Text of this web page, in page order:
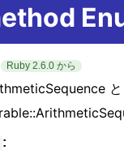
Ruby 2.6.0 から
と
: